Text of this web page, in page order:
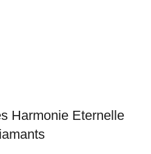
Harmonie Eternelle